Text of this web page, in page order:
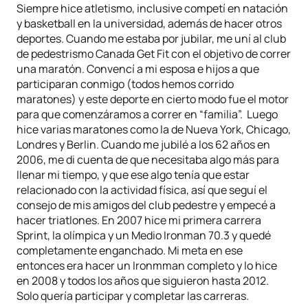
Siempre hice atletismo, inclusive competí en natación
y basketball en la universidad, además de hacer otros
deportes. Cuando me estaba por jubilar, me uní al club
de pedestrismo Canada Get Fit con el objetivo de correr
una maratón. Convencí a mi esposa e hijos a que
participaran conmigo (todos hemos corrido
maratones) y este deporte en cierto modo fue el motor
para que comenzáramos a correr en “familia”. Luego
hice varias maratones como la de Nueva York, Chicago,
Londres y Berlin. Cuando me jubilé a los 62 años en
2006, me di cuenta de que necesitaba algo más para
llenar mi tiempo, y que ese algo tenía que estar
relacionado con la actividad física, así que seguí el
consejo de mis amigos del club pedestre y empecé a
hacer triatlones. En 2007 hice mi primera carrera
Sprint, la olímpica y un Medio Ironman 70.3 y quedé
completamente enganchado. Mi meta en ese
entonces era hacer un Ironmman completo y lo hice
en 2008 y todos los años que siguieron hasta 2012.
Solo quería participar y completar las carreras.